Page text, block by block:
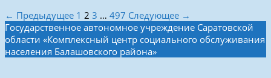
← Предыдущее 1 2 3 … 497 Следующее →
Государственное автономное учреждение Саратовской
области «Комплексный центр социального обслуживания
населения Балашовского района»